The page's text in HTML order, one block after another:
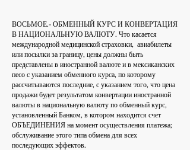
ВОСЬМОЕ.- ОБМЕННЫЙ КУРС И КОНВЕРТАЦИЯ
В НАЦИОНАЛЬНУЮ ВАЛЮТУ. Что касается
международной медицинской страховки, авиабилеты
или посылки за границу, цены должны быть
представлены в иностранной валюте и в мексиканских
песо с указанием обменного курса, по которому
рассчитываются последние, с указанием того, что цена
продажи будет результатом конвертации иностранной
валюты в национальную валюту по обменный курс,
установленный Банком, в котором находится счет
ОБЪЕДИНЕНИЯ на момент осуществления платежа;
обслуживание этого типа обмена для всех
последующих эффектов.